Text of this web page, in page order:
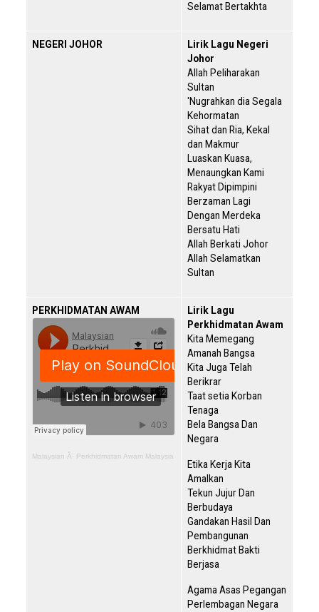
Selamat Bertakhta
NEGERI JOHOR
Lirik Lagu Negeri
Johor
Allah Peliharakan
Sultan
'Nugrahkan dia Segala
Kehormatan
Sihat dan Ria, Kekal
dan Makmur
Luaskan Kuasa,
Menaungkan Kami
Rakyat Dipimpini
Berzaman Lagi
Dengan Merdeka
Bersatu Hati
Allah Berkati Johor
Allah Selamatkan
Sultan
PERKHIDMATAN AWAM
Malaysian Â· Perkhidmatan Awam Malaysia
Lirik Lagu
Perkhidmatan Awam
Kita Memegang
Amanah Bangsa
Kita Juga Telah
Berikrar
Taat setia Korban
Tenaga
Bela Bangsa Dan
Negara
Etika Kerja Kita
Amalkan
Tekun Jujur Dan
Berbudaya
Gandakan Hasil Dan
Pembangunan
Berkhidmat Bakti
Berjasa
Agama Asas Pegangan
Perlembagan Negara